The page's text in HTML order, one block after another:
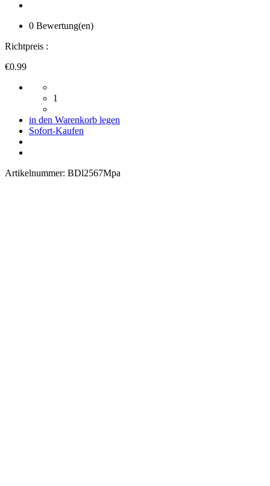
0 Bewertung(en)
Richtpreis :
€0.99
1
in den Warenkorb legen
Sofort-Kaufen
Artikelnummer: BDl2567Mpa